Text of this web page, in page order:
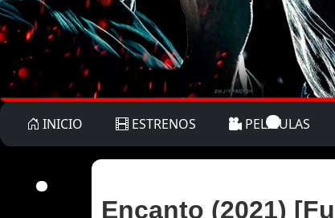
INICIO ESTRENOS PELICULAS
Encanto (2021)